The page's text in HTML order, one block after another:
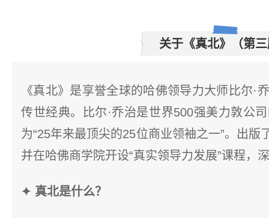
关于《真北》（第
《真北》是享誉全球的哈佛领导力大师比尔·
传世经典。比尔·乔治是世界500强美力敦公
为“25年来最顶尖的25位商业领袖之一”。出
并在哈佛商学院开设“真实领导力发展”课程，
✦ 真北是什么？